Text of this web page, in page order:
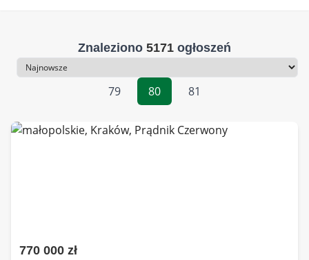
Znaleziono 5171 ogłoszeń
Sortowanie
79
80 81
770 000 zł